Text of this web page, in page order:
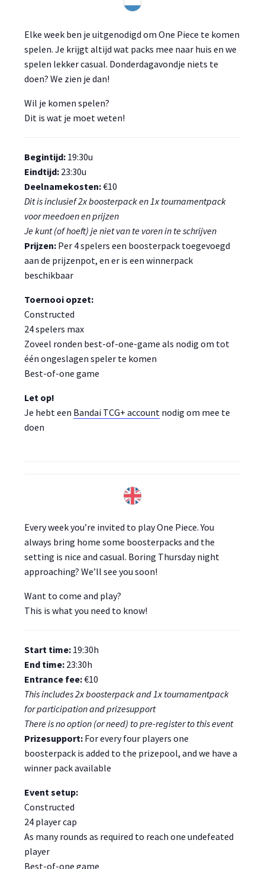
Elke week ben je uitgenodigd om One Piece te komen
spelen. Je krijgt altijd wat packs mee naar huis en we
spelen lekker casual. Donderdagavondje niets te
doen? We zien je dan!
Wil je komen spelen?
Dit is wat je moet weten!
Begintijd: 19:30u
Eindtijd: 23:30u
Deelnamekosten:€10
Dit is inclusief 2x boosterpack en 1x tournamentpack
voor meedoen en prijzen
Je kunt (of hoeft) je niet van te voren in te schrijven
Prijzen: Per 4 spelers een boosterpack toegevoegd
aan de prijzenpot, en er is een winnerpack
beschikbaar
Toernooi opzet:
Constructed
24 spelers max
Zoveel ronden best-of-one-game als nodig om tot
één ongeslagen speler te komen
Best-of-one game
Let op!
Je hebt een Bandai TCG+ account nodig om mee te
doen
Every week you’re invited to play One Piece. You
always bring home some boosterpacks and the
setting is nice and casual. Boring Thursday night
approaching? We’ll see you soon!
Want to come and play?
This is what you need to know!
Start time: 19:30h
End time: 23:30h
Entrance fee:€10
This includes 2x boosterpack and 1x tournamentpack
for participation and prizesupport
There is no option (or need) to pre-register to this event
Prizesupport: For every four players one
boosterpack is added to the prizepool, and we have a
winner pack available
Event setup:
Constructed
24 player cap
As many rounds as required to reach one undefeated
player
Best-of-one game